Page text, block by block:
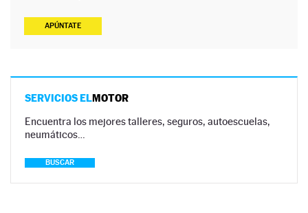
APÚNTATE
SERVICIOS ELMOTOR
Encuentra los mejores talleres, seguros, autoescuelas,
neumáticos…
BUSCAR